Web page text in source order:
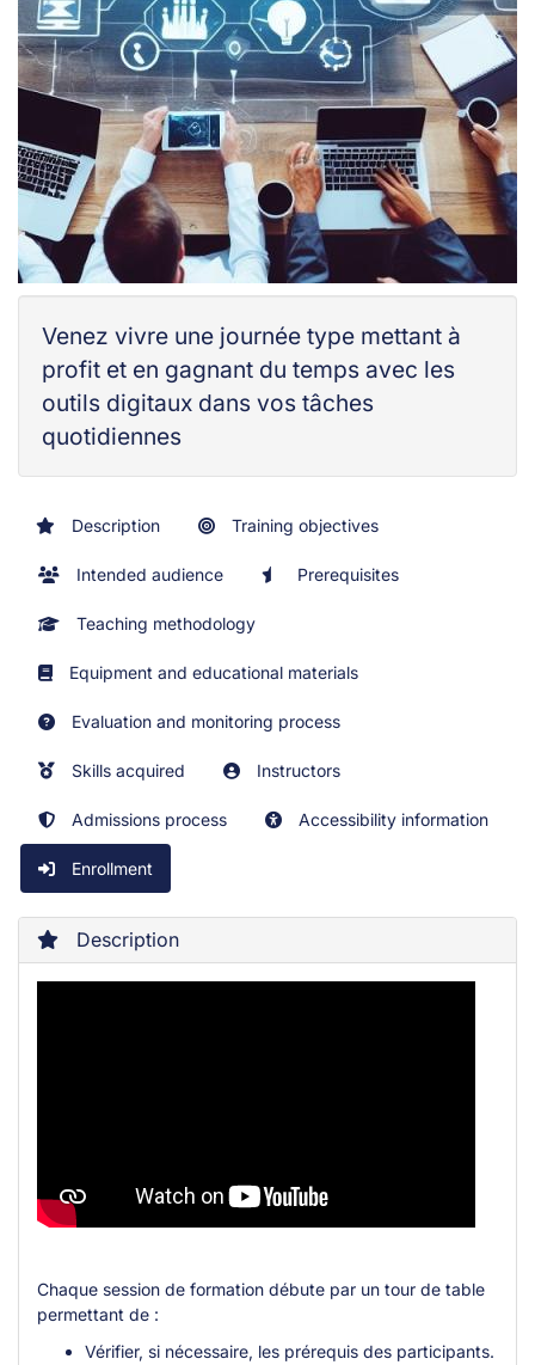
Venez vivre une journée type mettant à
profit et en gagnant du temps avec les
outils digitaux dans vos tâches
quotidiennes
Description Training objectives
Intended audience Prerequisites
Teaching methodology
Equipment and educational materials
Evaluation and monitoring process
Skills acquired Instructors
Admissions process Accessibility information
Enrollment
Description
Chaque session de formation débute par un tour de table
permettant de :
Vérifier, si nécessaire, les prérequis des participants.